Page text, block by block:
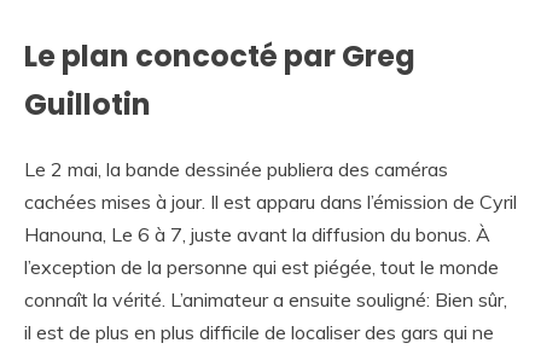
Le plan concocté par Greg
Guillotin
Le 2 mai, la bande dessinée publiera des caméras
cachées mises à jour. Il est apparu dans l’émission de Cyril
Hanouna, Le 6 à 7, juste avant la diffusion du bonus. À
l’exception de la personne qui est piégée, tout le monde
connaît la vérité. L’animateur a ensuite souligné: Bien sûr,
il est de plus en plus difficile de localiser des gars qui ne